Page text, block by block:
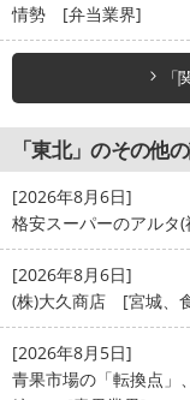
情勢 [弁当業界]
「東北」のその他
[2026年8月6日]
格安スーパーのアル
[2026年8月6日]
(株)大久商店 [宮城、
[2026年8月5日]
青果市場の「転換点